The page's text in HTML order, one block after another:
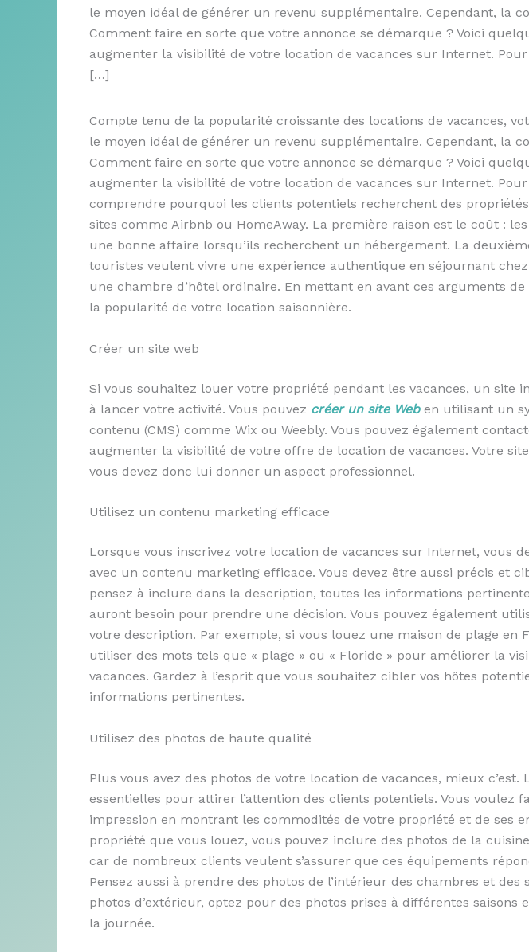
le moyen idéal de générer un revenu supplémentaire. Cependant, la
Comment faire en sorte que votre annonce se démarque ? Voici
augmenter la visibilité de votre location de vacances sur Internet.
[…]
Compte tenu de la popularité croissante des locations de vacances,
le moyen idéal de générer un revenu supplémentaire. Cependant, la
Comment faire en sorte que votre annonce se démarque ? Voici
augmenter la visibilité de votre location de vacances sur Internet.
comprendre pourquoi les clients potentiels recherchent des
sites comme Airbnb ou HomeAway. La première raison est le coût :
une bonne affaire lorsqu’ils recherchent un hébergement. La
touristes veulent vivre une expérience authentique en séjournant
une chambre d’hôtel ordinaire. En mettant en avant ces arguments
la popularité de votre location saisonnière.
Créer un site web
Si vous souhaitez louer votre propriété pendant les vacances, un site
à lancer votre activité. Vous pouvez créer un site Weben utilisant un
contenu (CMS) comme Wix ou Weebly. Vous pouvez également
augmenter la visibilité de votre offre de location de vacances. Votre
vous devez donc lui donner un aspect professionnel.
Utilisez un contenu marketing efficace
Lorsque vous inscrivez votre location de vacances sur Internet, vous
avec un contenu marketing efficace. Vous devez être aussi précis et
pensez à inclure dans la description, toutes les informations
auront besoin pour prendre une décision. Vous pouvez également
votre description. Par exemple, si vous louez une maison de plage en
utiliser des mots tels que « plage » ou « Floride » pour améliorer la
vacances. Gardez à l’esprit que vous souhaitez cibler vos hôtes
informations pertinentes.
Utilisez des photos de haute qualité
Plus vous avez des photos de votre location de vacances, mieux c’est.
essentielles pour attirer l’attention des clients potentiels. Vous voulez
impression en montrant les commodités de votre propriété et de ses
propriété que vous louez, vous pouvez inclure des photos de la
car de nombreux clients veulent s’assurer que ces équipements
Pensez aussi à prendre des photos de l’intérieur des chambres et des
photos d’extérieur, optez pour des photos prises à différentes saisons
la journée.